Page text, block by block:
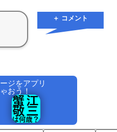
＋ コメント
ジをアプリ
おう！